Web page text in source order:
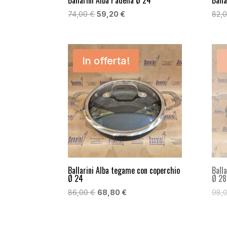
74,00€ Il
era:
74,00 €.
59,20 €
è:
59,20 €.
In offerta!
Ballarini Alba tegame con coperchio
Ø 24
86,00€ Il
68,80 €
Ø 28